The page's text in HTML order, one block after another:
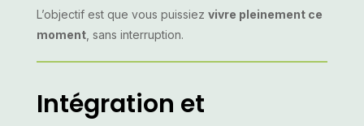
L’objectif est que vous puissiez vivre pleinement ce
moment, sans interruption.
Intégration et